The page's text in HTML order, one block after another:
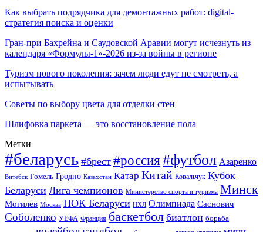
Как выбрать подрядчика для демонтажных работ: digital-
стратегия поиска и оценки
Гран-при Бахрейна и Саудовской Аравии могут исчезнуть из
календаря «Формулы-1»-2026 из-за войны в регионе
Туризм нового поколения: зачем люди едут не смотреть, а
испытывать
Советы по выбору цвета для отделки стен
Шлифовка паркета — это восстановление пола
Метки
#беларусь #брест #россия#футбол Азаренко
Витебск Гомель Гродно Казахстан Катар Китай Ковальчук Кубок
Беларуси Лига чемпионов Министерство спорта и туризма Минск
Могилев Москва НОК Беларуси НХЛ Олимпиада Саснович
Соболенко УЕФА Франция баскетбол биатлон борьба